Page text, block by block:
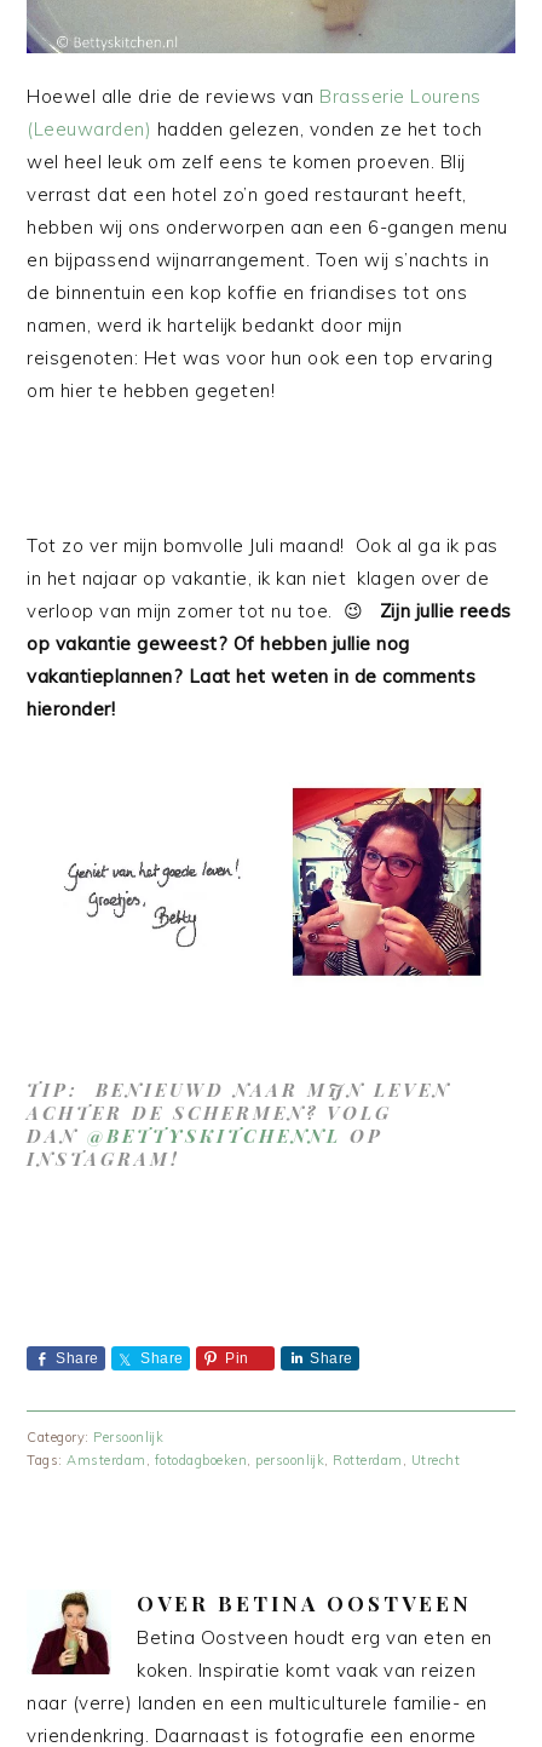
Hoewel alle drie de reviews van Brasserie Lourens
(Leeuwarden) hadden gelezen, vonden ze het toch
wel heel leuk om zelf eens te komen proeven. Blij
verrast dat een hotel zo’n goed restaurant heeft,
hebben wij ons onderworpen aan een 6-gangen menu
en bijpassend wijnarrangement. Toen wij s’nachts in
de binnentuin een kop koffie en friandises tot ons
namen, werd ik hartelijk bedankt door mijn
reisgenoten: Het was voor hun ook een top ervaring
om hier te hebben gegeten!
Tot zo ver mijn bomvolle Juli maand! Ook al ga ik pas
in het najaar op vakantie, ik kan niet klagen over de
verloop van mijn zomer tot nu toe. 😉 Zijn jullie reeds
op vakantie geweest? Of hebben jullie nog
vakantieplannen? Laat het weten in de comments
hieronder!
TIP: BENIEUWD NAAR MIJN LEVEN
ACHTER DE SCHERMEN? VOLG
DAN@BETTYSKITCHENNL OP
INSTAGRAM!
Share Share Pin Share
Category: Persoonlijk
Tags:Amsterdam , fotodagboeken, persoonlijk, Rotterdam , Utrecht
OVER BETINA OOSTVEEN
Betina Oostveen houdt erg van eten en
koken. Inspiratie komt vaak van reizen
naar (verre) landen en een multiculturele familie- en
vriendenkring. Daarnaast is fotografie een enorme